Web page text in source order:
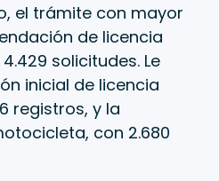
el trámite con mayor
de licencia
solicitudes. Le
inicial de licencia
registros, y la
con 2.680